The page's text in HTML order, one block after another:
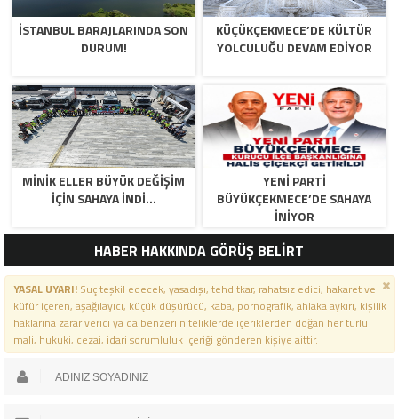
İSTANBUL BARAJLARINDA SON
DURUM!
KÜÇÜKÇEKMECE’DE KÜLTÜR
YOLCULUĞU DEVAM EDİYOR
MİNİK ELLER BÜYÜK DEĞİŞİM
İÇİN SAHAYA İNDİ…
YENİ PARTİ
BÜYÜKÇEKMECE’DE SAHAYA
İNİYOR
HABER HAKKINDA GÖRÜŞ BELİRT
YASAL UYARI!Suç teşkil edecek, yasadışı, tehditkar, rahatsız edici, hakaret ve
küfür içeren, aşağılayıcı, küçük düşürücü, kaba, pornografik, ahlaka aykırı, kişilik
haklarına zarar verici ya da benzeri niteliklerde içeriklerden doğan her türlü
mali, hukuki, cezai, idari sorumluluk içeriği gönderen kişiye aittir.